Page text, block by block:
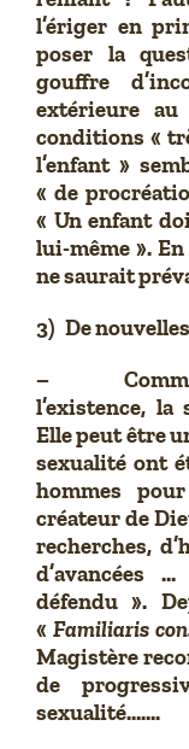
l’ériger en
poser la
gouffre
extérieure
conditions «
l’enfant »
« de
« Un enfant
lui-même ».
ne saurait
3) De
– Comme
l’existence,
Elle peut être
sexualité ont
hommes
créateur de
recherches,
d’avancées
défendu ».
«Familiaris
Magistère
de
sexualité…….